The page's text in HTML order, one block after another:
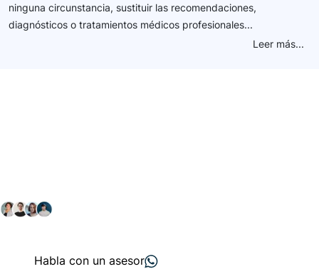
ninguna circunstancia, sustituir las recomendaciones,
diagnósticos o tratamientos médicos profesionales...
Leer más...
Habla con un asesor